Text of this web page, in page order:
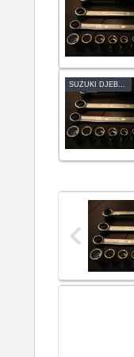
SUZUKI DJEBEL200-K3